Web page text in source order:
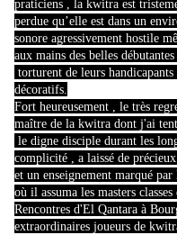
praticiens , la kwitra est
perdue qu’elle est dans un
sonore agressivement hostile
aux mains des belles
torturent de leurs
décoratifs.
Fort heureusement , le très
maître de la kwitra dont j'ai
le digne disciple durant les
complicité , a laissé de
et un enseignement marqué
où il assuma les masters classes
Rencontres d'El Qantara à
extraordinaires joueurs de